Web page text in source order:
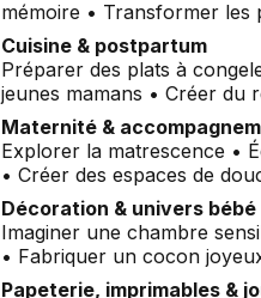
mémoire • Transformer les
Cuisine & postpartum
Préparer des plats à
jeunes mamans • Créer du
Maternité &
Explorer la matrescence •
• Créer des espaces de
Décoration & univers bébé
Imaginer une chambre
• Fabriquer un cocon
Papeterie, imprimables &